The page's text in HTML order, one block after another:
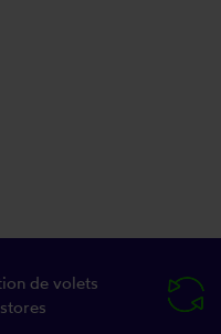
de volets